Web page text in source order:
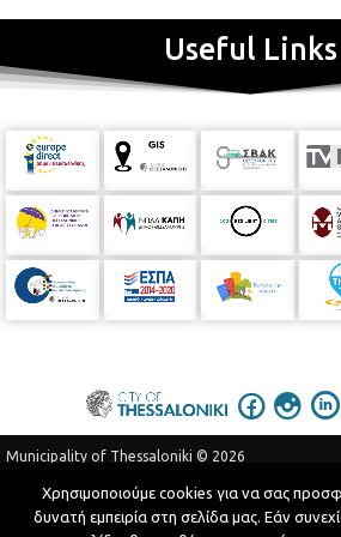
Αστικού Περιβάλλοντος-Πρασίνου
ζωγράφος Εμμανουήλ Δραγώγια
Κοζάνης με το αργυρό μετάλλιο της
προσφορά του στην τέχνη και τον
Κοζάνης, όπως και σε άλλες δημόσιες ή
Useful Links
Municipality of Thessaloniki © 2026
Terms of Use
Privacy Policy
Telephone Catalog
Χρησιμοποιούμε cookies για να σας
δυνατή εμπειρία στη σελίδα μας. Εάν